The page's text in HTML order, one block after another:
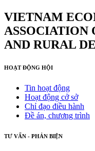
VIETNAM
ASSOCIATION
AND RURAL
HOẠT ĐỘNG HỘI
Tin hoạt động
Hoạt động cở sở
Chỉ đạo điều hành
Đề án, chương trình
TƯ VẤN - PHẢN BIỆN